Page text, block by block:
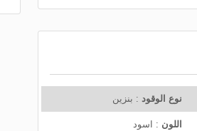
نوع الوقود: بنزين
اللون : اسود